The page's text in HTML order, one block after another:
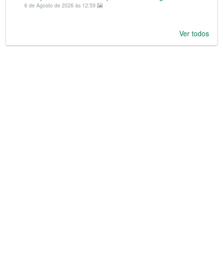
6 de Agosto de 2026 às 12:59
Ver todos